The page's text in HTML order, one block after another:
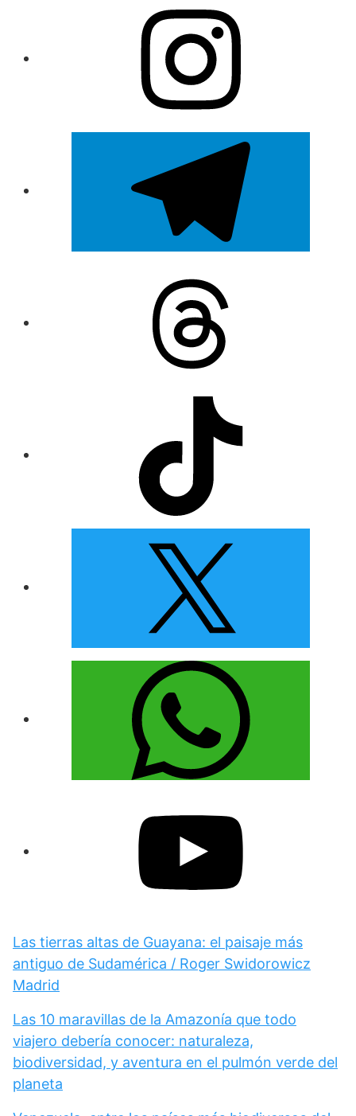
Las tierras altas de Guayana: el paisaje más
antiguo de Sudamérica / Roger Swidorowicz
Madrid
Las 10 maravillas de la Amazonía que todo
viajero debería conocer: naturaleza,
biodiversidad, y aventura en el pulmón verde del
planeta